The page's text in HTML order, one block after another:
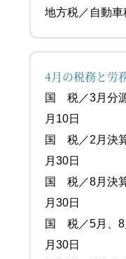
地方税／自
4月の税務と労
国 税
月10日
国 税／2
月30日
国 税
月30日
国 税／5月、
月30日